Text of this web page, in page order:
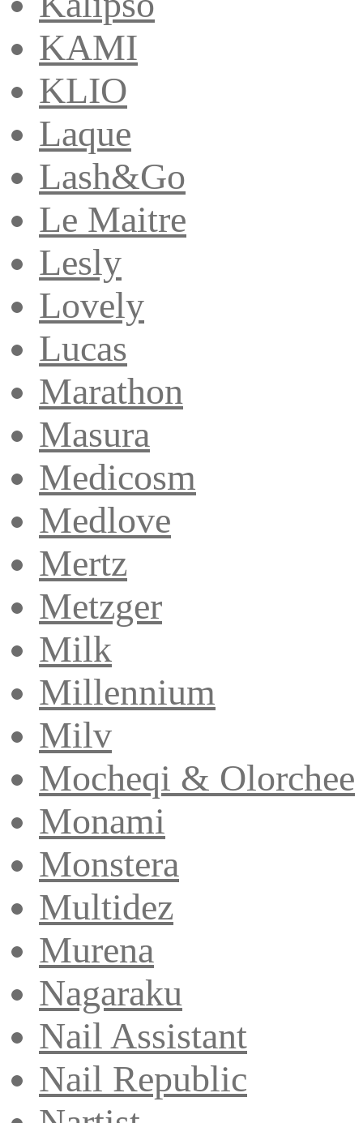
KAMI
KLIO
Laque
Lash&Go
Le Maitre
Lesly
Lovely
Lucas
Marathon
Masura
Medicosm
Medlove
Mertz
Metzger
Milk
Millennium
Milv
Mocheqi & Olorchee
Monami
Monstera
Multidez
Murena
Nagaraku
Nail Assistant
Nail Republic